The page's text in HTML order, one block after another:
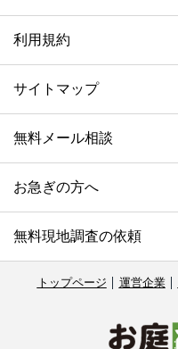
利用規約
サイトマップ
無料メール相談
お急ぎの方へ
無料現地調査の依頼
トップページ 運営企業